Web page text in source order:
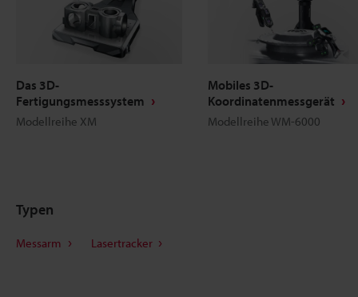
Das 3D-
Fertigungsmesssystem
Modellreihe XM
Mobiles 3D-
Koordinatenmessgerät
Modellreihe WM-6000
Typen
Messarm Lasertracker